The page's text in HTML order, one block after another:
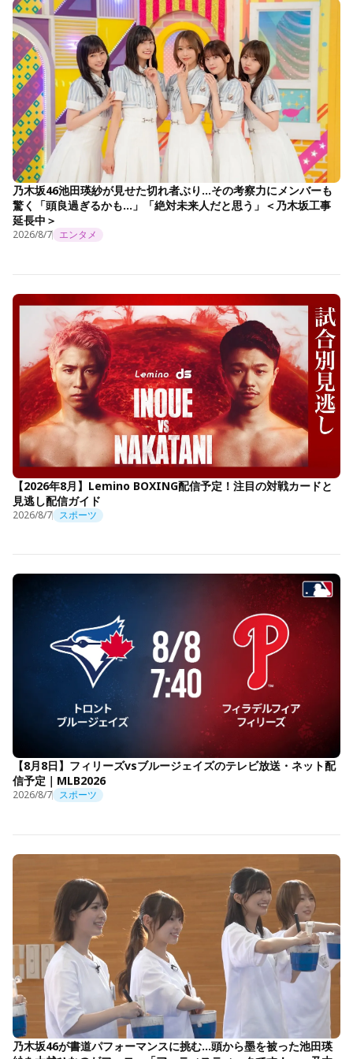
乃木坂46池田瑛紗が見せた切れ者ぶり…その考察力にメンバーも
驚く「頭良過ぎるかも…」「絶対未来人だと思う」＜乃木坂工事
延長中＞
2026/8/7 エンタメ
【2026年8月】Lemino BOXING配信予定！注目の対戦カードと
見逃し配信ガイド
2026/8/7 スポーツ
【8月8日】フィリーズvsブルージェイズのテレビ放送・ネット配
信予定｜MLB2026
2026/8/7 スポーツ
乃木坂46が書道パフォーマンスに挑む…頭から墨を被った池田瑛